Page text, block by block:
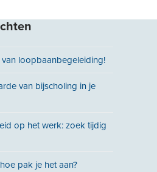
loopbaanbegeleiding!
van bijscholing in je
op het werk: zoek tijdig
pak je het aan?